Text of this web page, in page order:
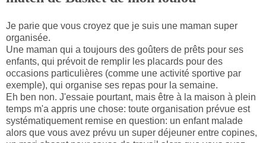
Je parie que vous croyez que je suis une maman super
organisée.
Une maman qui a toujours des goûters de prêts pour ses
enfants, qui prévoit de remplir les placards pour des
occasions particulières (comme une activité sportive par
exemple), qui organise ses repas pour la semaine.
Eh ben non. J'essaie pourtant, mais être à la maison à plein
temps m'a appris une chose: toute organisation prévue est
systématiquement remise en question: un enfant malade
alors que vous avez prévu un super déjeuner entre copines,